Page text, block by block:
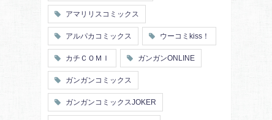
アマリリスコミックス
アルパカコミックス ウーコミkiss！
カチＣＯＭＩ ガンガンONLINE
ガンガンコミックス
ガンガンコミックスJOKER